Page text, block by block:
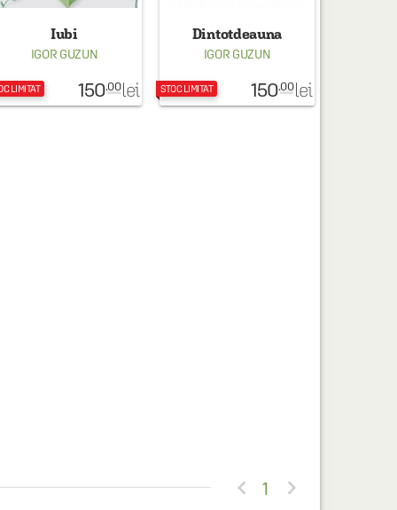
Iubi
IGOR GUZUN
LIMITAT 150.00 lei
Dintotdeauna
IGOR GUZUN
STOC LIMITAT 150.00 lei
 1 